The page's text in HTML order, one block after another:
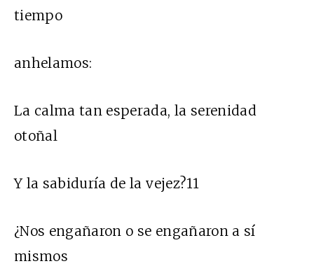
tiempo
anhelamos:
La calma tan esperada, la serenidad
otoñal
Y la sabiduría de la vejez?11
¿Nos engañaron o se engañaron a sí
mismos